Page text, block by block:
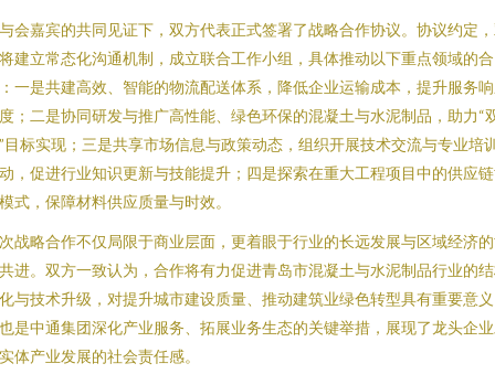
会嘉宾的共同见证下，双方代表正式签署了战略合作协议。协议约定
建立常态化沟通机制，成立联合工作小组，具体推动以下重点领域的合
一是共建高效、智能的物流配送体系，降低企业运输成本，提升服务
；二是协同研发与推广高性能、绿色环保的混凝土与水泥制品，助力“
目标实现；三是共享市场信息与政策动态，组织开展技术交流与专业培
，促进行业知识更新与技能提升；四是探索在重大工程项目中的供应
式，保障材料供应质量与时效。
战略合作不仅局限于商业层面，更着眼于行业的长远发展与区域经济
进。双方一致认为，合作将有力促进青岛市混凝土与水泥制品行业的
与技术升级，对提升城市建设质量、推动建筑业绿色转型具有重要意
是中通集团深化产业服务、拓展业务生态的关键举措，展现了龙头企
体产业发展的社会责任感。